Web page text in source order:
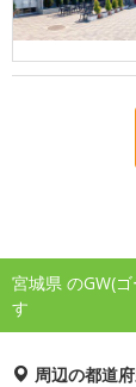
宮城県 のGW(
す
周辺の都道